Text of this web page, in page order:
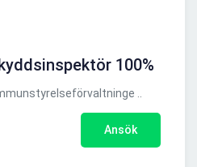
100%
..
Ansök